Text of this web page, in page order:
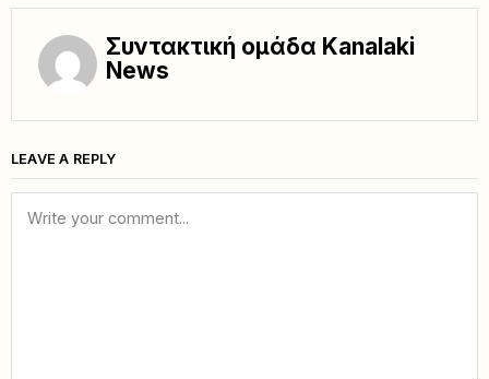
Συντακτική ομάδα Kanalaki
News
LEAVE A REPLY